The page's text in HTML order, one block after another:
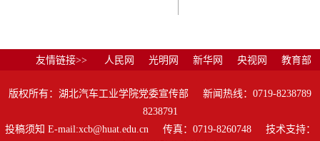
友情链接>> 人民网 光明网 新华网 央视网 教育部
版权所有：湖北汽车工业学院党委宣传部 新闻热线：0719-8238789
8238791
投稿须知 E-mail:xcb@huat.edu.cn 传真：0719-8260748 技术支持：